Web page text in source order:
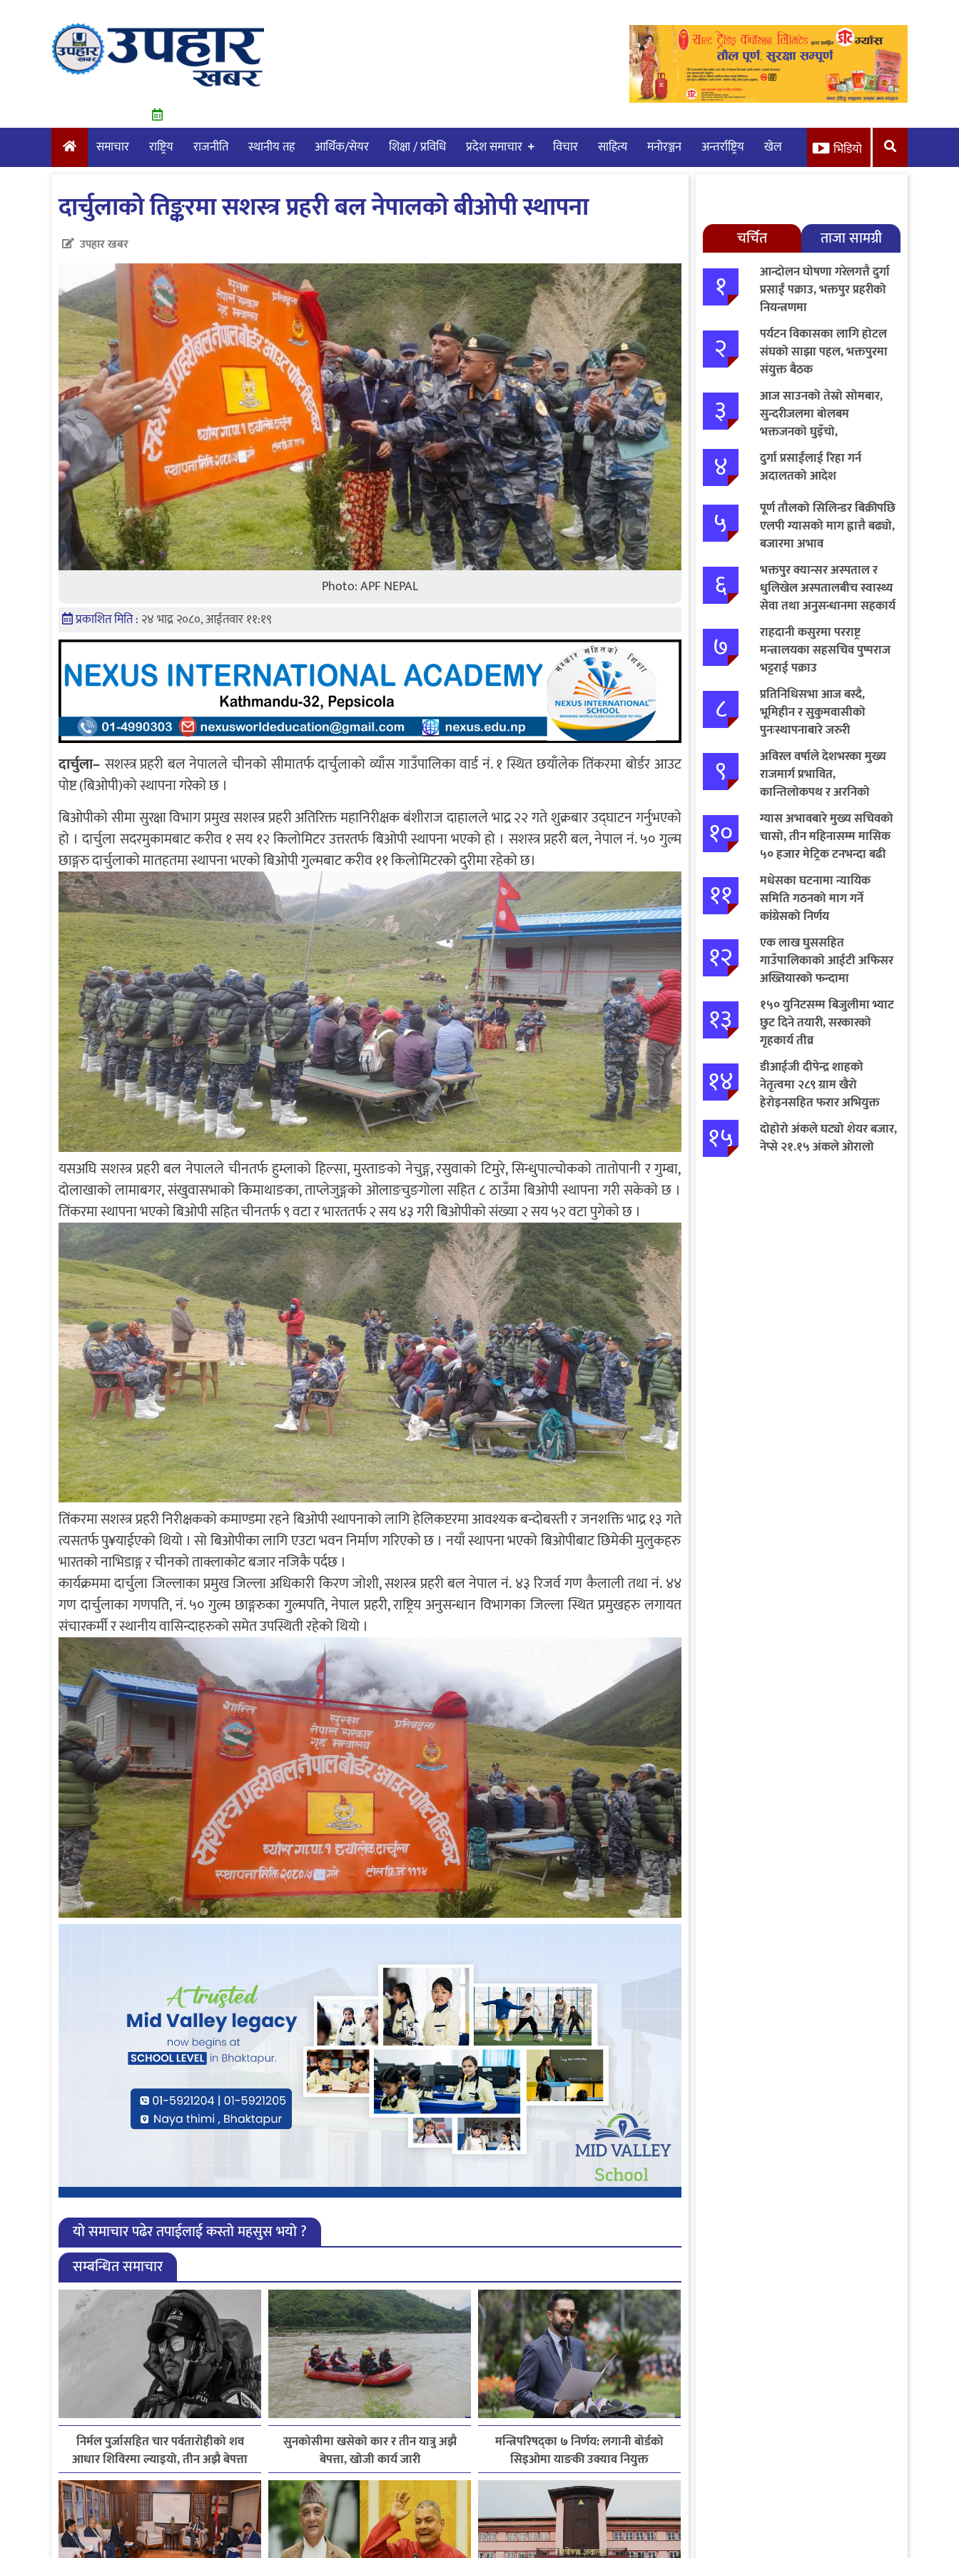
समाचार राष्ट्रिय राजनीति स्थानीय तह आर्थिक/सेयर शिक्षा / प्रविधि प्रदेश समाचार विचार साहित्य मनाेरञ्जन अन्तर्राष्ट्रिय खेल भिडियो
दार्चुलाको तिङ्करमा सशस्त्र प्रहरी बल नेपालको बीओपी स्थापना
उपहार खबर
Photo: APF NEPAL
प्रकाशित मिति : २४ भाद्र २०८०, आईतवार ११:१९
दार्चुला–सशस्त्र प्रहरी बल नेपालले चीनको सीमातर्फ दार्चुलाको व्याँस गाउँपालिका वार्ड नं. १ स्थित छयाँलेक तिंकरमा बोर्डर आउट
पोष्ट (बिओपी)को स्थापना गरेको छ ।
बिओपीको सीमा सुरक्षा विभाग प्रमुख सशस्त्र प्रहरी अतिरिक्त महानिरीक्षक बंशीराज दाहालले भाद्र २२ गते शुक्रबार उद्घाटन गर्नुभएको
हो । दार्चुला सदरमुकामबाट करीव १ सय १२ किलोमिटर उत्तरतर्फ बिओपी स्थापना भएको हो । सशस्त्र प्रहरी बल, नेपाल नं. ५० गुल्म
छाङ्गरु दार्चुलाको मातहतमा स्थापना भएको बिओपी गुल्मबाट करीव ११ किलोमिटरको दुरीमा रहेको छ।
यसअघि सशस्त्र प्रहरी बल नेपालले चीनतर्फ हुम्लाको हिल्सा, मुस्ताङको नेचुङ्ग, रसुवाको टिमुरे, सिन्धुपाल्चोकको तातोपानी र गुम्बा,
दोलाखाको लामाबगर, संखुवासभाको किमाथाङका, ताप्लेजुङ्गको ओलाङचुङगोला सहित ८ ठाउँमा बिओपी स्थापना गरी सकेको छ ।
तिंकरमा स्थापना भएको बिओपी सहित चीनतर्फ ९ वटा र भारततर्फ २ सय ४३ गरी बिओपीको संख्या २ सय ५२ वटा पुगेको छ ।
तिंकरमा सशस्त्र प्रहरी निरीक्षकको कमाण्डमा रहने बिओपी स्थापनाको लागि हेलिकप्टरमा आवश्यक बन्दोबस्ती र जनशक्ति भाद्र १३ गते
त्यसतर्फ पु¥याईएको थियो । सो बिओपीका लागि एउटा भवन निर्माण गरिएको छ । नयाँ स्थापना भएको बिओपीबाट छिमेकी मुलुकहरु
भारतको नाभिडाङ्ग र चीनको ताक्लाकोट बजार नजिकै पर्दछ ।
कार्यक्रममा दार्चुला जिल्लाका प्रमुख जिल्ला अधिकारी किरण जोशी, सशस्त्र प्रहरी बल नेपाल नं. ४३ रिजर्व गण कैलाली तथा नं. ४४
गण दार्चुलाका गणपति, नं. ५० गुल्म छाङ्गरुका गुल्मपति, नेपाल प्रहरी, राष्ट्रिय अनुसन्धान विभागका जिल्ला स्थित प्रमुखहरु लगायत
संचारकर्मी र स्थानीय वासिन्दाहरुको समेत उपस्थिती रहेको थियो ।
यो समाचार पढेर तपाईलाई कस्तो महसुस भयो ?
सम्बन्धित समाचार
निर्मल पुर्जासहित चार पर्वतारोहीको शव
आधार शिविरमा ल्याइयो, तीन अझै बेपत्ता
सुनकोसीमा खसेको कार र तीन यात्रु अझै
बेपत्ता, खोजी कार्य जारी
मन्त्रिपरिषद्का ७ निर्णय: लगानी बोर्डको
सिइओमा याङकी उक्याव नियुक्त
चर्चित ताजा सामग्री
१
आन्दोलन घोषणा गरेलगत्तै दुर्गा
प्रसाईं पक्राउ, भक्तपुर प्रहरीको
नियन्त्रणमा
२
पर्यटन विकासका लागि होटल
संघको साझा पहल, भक्तपुरमा
संयुक्त बैठक
३
आज साउनको तेस्रो सोमबार,
सुन्दरीजलमा बोलबम
भक्तजनको घुइँचो,
पशुपतिनाथतर्फ पदयात्रा
४
दुर्गा प्रसाईंलाई रिहा गर्न
अदालतको आदेश
५
पूर्ण तौलको सिलिन्डर बिक्रीपछि
एलपी ग्यासको माग ह्वात्तै बढ्यो,
बजारमा अभाव
६
भक्तपुर क्यान्सर अस्पताल र
धुलिखेल अस्पतालबीच स्वास्थ्य
सेवा तथा अनुसन्धानमा सहकार्य
७
राहदानी कसुरमा परराष्ट्र
मन्त्रालयका सहसचिव पुष्पराज
भट्टराई पक्राउ
८
प्रतिनिधिसभा आज बस्दै,
भूमिहीन र सुकुमवासीको
पुनःस्थापनाबारे जरुरी
प्रस्तावमाथि छलफल हुने
९
अविरल वर्षाले देशभरका मुख्य
राजमार्ग प्रभावित,
कान्तिलोकपथ र अरनिको
राजमार्ग पूर्ण अवरुद्ध
१०
ग्यास अभावबारे मुख्य सचिवको
चासो, तीन महिनासम्म मासिक
५० हजार मेट्रिक टनभन्दा बढी
आयात गर्ने निर्णय
११
मधेसका घटनामा न्यायिक
समिति गठनको माग गर्ने
कांग्रेसको निर्णय
१२
एक लाख घुससहित
गाउँपालिकाको आईटी अफिसर
अख्तियारको फन्दामा
१३
१५० युनिटसम्म बिजुलीमा भ्याट
छुट दिने तयारी, सरकारको
गृहकार्य तीव्र
१४
डीआईजी दीपेन्द्र शाहको
नेतृत्वमा २८९ ग्राम खैरो
हेरोइनसहित फरार अभियुक्त
पक्राउ
१५
दोहोरो अंकले घट्यो शेयर बजार,
नेप्से २१.१५ अंकले ओरालो